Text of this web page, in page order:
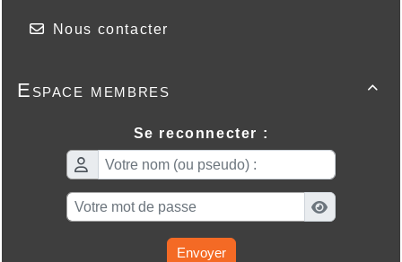
Nous contacter

Espace membres
Se reconnecter :
Envoyer